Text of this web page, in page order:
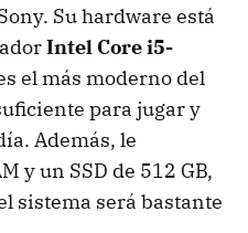
Su hardware está
Intel Core i5-
el más moderno del
para jugar y
Además, le
y un SSD de 512 GB,
sistema será bastante